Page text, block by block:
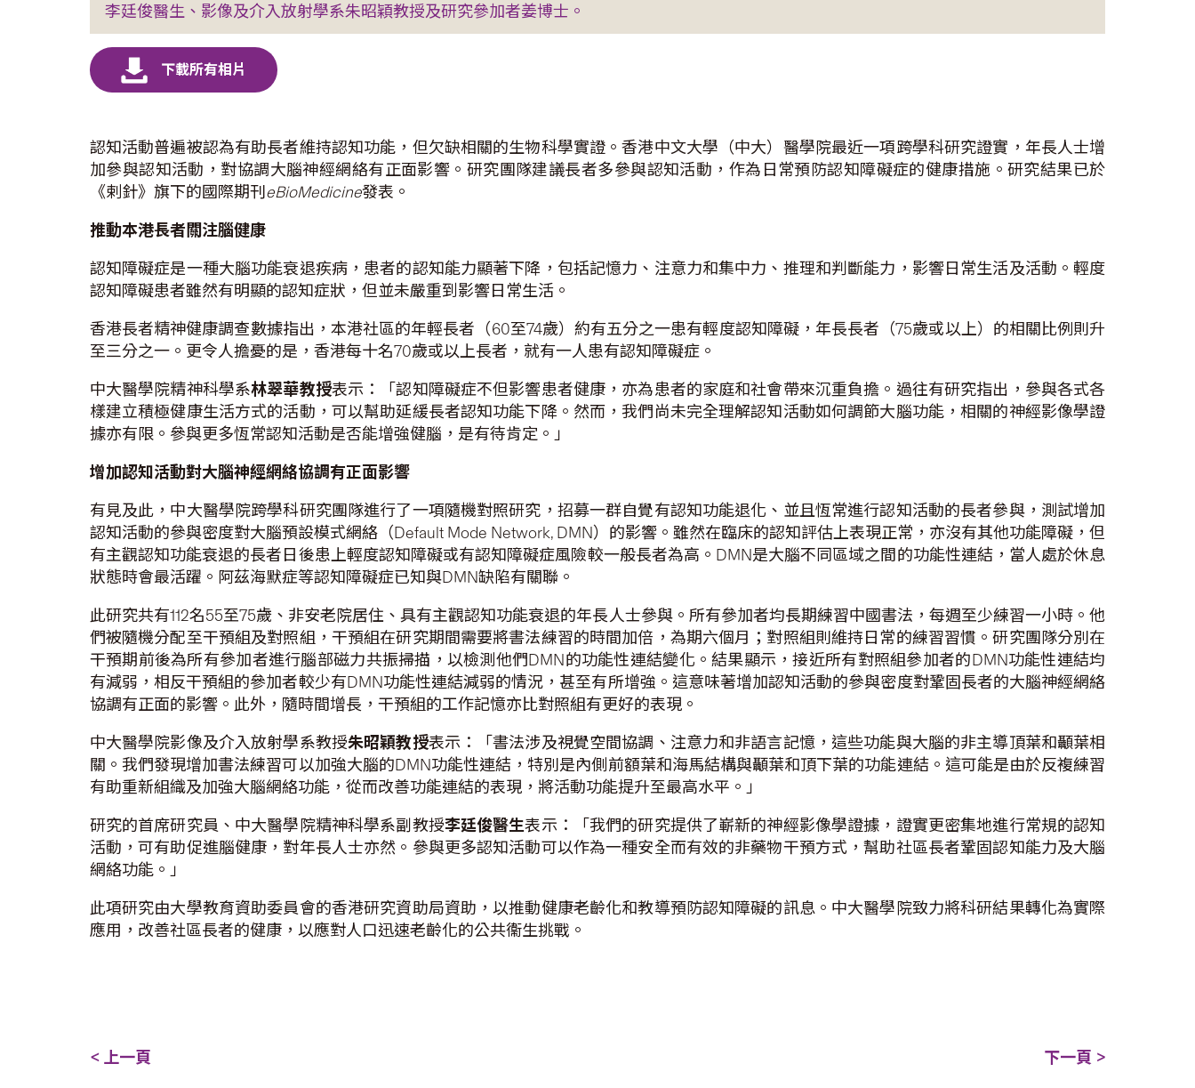
李廷俊醫生、影像及介入放射學系朱昭穎教授及研究參加者姜博士。
認知活動普遍被認為有助長者維持認知功能，但欠缺相關的生物科學實證。香港中文大學（中大）醫學院最近一項跨學科研究證實，年長人士增
加參與認知活動，對協調大腦神經網絡有正面影響。研究團隊建議長者多參與認知活動，作為日常預防認知障礙症的健康措施。研究結果已於
《剌針》旗下的國際期刊 eBioMedicine發表。
推動本港長者關注腦健康
認知障礙症是一種大腦功能衰退疾病，患者的認知能力顯著下降，包括記憶力、注意力和集中力、推理和判斷能力，影響日常生活及活動。輕度
認知障礙患者雖然有明顯的認知症狀，但並未嚴重到影響日常生活。
香港長者精神健康調查數據指出，本港社區的年輕長者（60至74歲）約有五分之一患有輕度認知障礙，年長長者（75歲或以上）的相關比例則升
至三分之一。更令人擔憂的是，香港每十名70歲或以上長者，就有一人患有認知障礙症。
中大醫學院精神科學系林翠華教授表示：「認知障礙症不但影響患者健康，亦為患者的家庭和社會帶來沉重負擔。過往有研究指出，參與各式各
樣建立積極健康生活方式的活動，可以幫助延緩長者認知功能下降。然而，我們尚未完全理解認知活動如何調節大腦功能，相關的神經影像學證
據亦有限。參與更多恆常認知活動是否能增強健腦，是有待肯定。」
增加認知活動對大腦神經網絡協調有正面影響
有見及此，中大醫學院跨學科研究團隊進行了一項隨機對照研究，招募一群自覺有認知功能退化、並且恆常進行認知活動的長者參與，測試增加
認知活動的參與密度對大腦預設模式網絡（Default Mode Network, DMN）的影響。雖然在臨床的認知評估上表現正常，亦沒有其他功能障礙，但
有主觀認知功能衰退的長者日後患上輕度認知障礙或有認知障礙症風險較一般長者為高。DMN是大腦不同區域之間的功能性連結，當人處於休息
狀態時會最活躍。阿茲海默症等認知障礙症已知與DMN缺陷有關聯。
此研究共有112名55至75歲、非安老院居住、具有主觀認知功能衰退的年長人士參與。所有參加者均長期練習中國書法，每週至少練習一小時。他
們被隨機分配至干預組及對照組，干預組在研究期間需要將書法練習的時間加倍，為期六個月；對照組則維持日常的練習習慣。研究團隊分別在
干預期前後為所有參加者進行腦部磁力共振掃描，以檢測他們DMN的功能性連結變化。結果顯示，接近所有對照組參加者的DMN功能性連結均
有減弱，相反干預組的參加者較少有DMN功能性連結減弱的情況，甚至有所增強。這意味著增加認知活動的參與密度對鞏固長者的大腦神經網絡
協調有正面的影響。此外，隨時間增長，干預組的工作記憶亦比對照組有更好的表現。
中大醫學院影像及介入放射學系教授朱昭穎教授表示：「書法涉及視覺空間協調、注意力和非語言記憶，這些功能與大腦的非主導頂葉和顳葉相
關。我們發現增加書法練習可以加強大腦的DMN功能性連結，特別是內側前額葉和海馬結構與顳葉和頂下葉的功能連結。這可能是由於反複練習
有助重新組織及加強大腦網絡功能，從而改善功能連結的表現，將活動功能提升至最高水平。」
研究的首席研究員、中大醫學院精神科學系副教授李廷俊醫生表示：「我們的研究提供了嶄新的神經影像學證據，證實更密集地進行常規的認知
活動，可有助促進腦健康，對年長人士亦然。參與更多認知活動可以作為一種安全而有效的非藥物干預方式，幫助社區長者鞏固認知能力及大腦
網絡功能。」
此項研究由大學教育資助委員會的香港研究資助局資助，以推動健康老齡化和教導預防認知障礙的訊息。中大醫學院致力將科研結果轉化為實際
應用，改善社區長者的健康，以應對人口迅速老齡化的公共衞生挑戰。
< 上一頁 下一頁 >